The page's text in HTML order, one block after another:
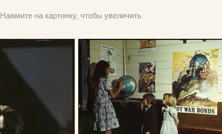
Нажмите на картинку, чтобы увеличить